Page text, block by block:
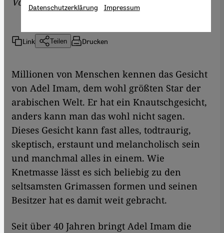
Link Teilen Drucken
Millionen von Menschen kennen das Gesicht
von Adel Imam, dem wohl größten Star der
arabischen Welt. Er hat ein Knautschgesicht,
anders kann man das wohl nicht sagen.
Dieses Gesicht kann fast alles, todtraurig,
skeptisch, erstaunt und melancholisch sein
und manchmal alles in einem. Wie
Knetmasse lässt es sich beliebig zu den
seltsamsten Grimassen formen und seinen
Besitzer hat es damit weit gebracht.
Seit über 40 Jahren bringt Adel Imam die
Datenschutzerklärung Impressum